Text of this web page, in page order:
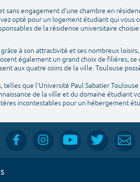
sans engagement d'une chambre en
opté pour un logement étudiant qui vous
de la résidence universitaire
à son attractivité et ses nombreux
également un grand choix de filières,
aux quatre coins de la ville. Toulouse
que l’Université Paul Sabatier Toulouse
de la ville et du domaine étudiant
incontestables pour un hébergement